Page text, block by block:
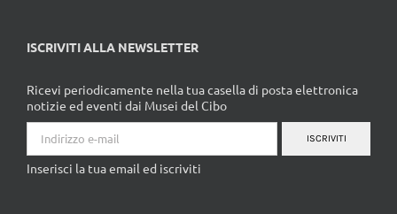
ISCRIVITI ALLA NEWSLETTER
Ricevi periodicamente nella tua casella di posta elettronica
notizie ed eventi dai Musei del Cibo
ISCRIVITI
Inserisci la tua email ed iscriviti